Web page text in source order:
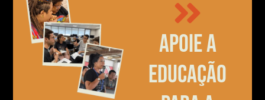
Apoie a
educação